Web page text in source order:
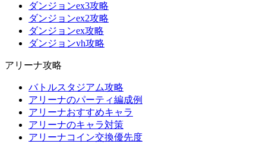
ダンジョンex3攻略
ダンジョンex2攻略
ダンジョンex攻略
ダンジョンvh攻略
アリーナ攻略
バトルスタジアム攻略
アリーナのパーティ編成例
アリーナおすすめキャラ
アリーナのキャラ対策
アリーナコイン交換優先度